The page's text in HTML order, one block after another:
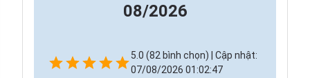
08/2026
5.0 (82 bình chọn) | Cập nhật:
07/08/2026 01:02:47